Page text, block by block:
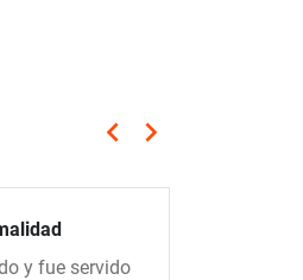
Anterior
keyboard_arrow_left Siguiente
keyboard_arrow_right
y fue servido